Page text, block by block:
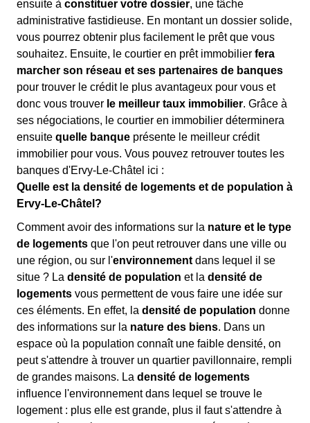
ensuite à constituer votre dossier, une tâche
administrative fastidieuse. En montant un dossier solide,
vous pourrez obtenir plus facilement le prêt que vous
souhaitez. Ensuite, le courtier en prêt immobilier fera
marcher son réseau et ses partenaires de banques
pour trouver le crédit le plus avantageux pour vous et
donc vous trouver le meilleur taux immobilier. Grâce à
ses négociations, le courtier en immobilier déterminera
ensuite quelle banque présente le meilleur crédit
immobilier pour vous. Vous pouvez retrouver toutes les
banques d'Ervy-Le-Châtel ici :
Quelle est la densité de logements et de population à
Ervy-Le-Châtel?
Comment avoir des informations sur la nature et le type
de logements que l'on peut retrouver dans une ville ou
une région, ou sur l'environnement dans lequel il se
situe ? La densité de population et la densité de
logements vous permettent de vous faire une idée sur
ces éléments. En effet, la densité de population donne
des informations sur la nature des biens. Dans un
espace où la population connaît une faible densité, on
peut s'attendre à trouver un quartier pavillonnaire, rempli
de grandes maisons. La densité de logements
influence l'environnement dans lequel se trouve le
logement : plus elle est grande, plus il faut s'attendre à